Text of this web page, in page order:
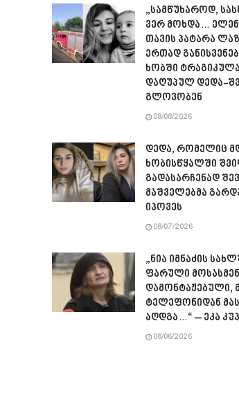
„სამწუხაროდ,
ვერ მოხდა…
თავის პატარა
ერთად
ხობში
დაღუპულ დედა-
გლოვობენ
08/08/2026
დედა, რომელიც
ხობისწყალში
გადასარჩენად
მაშველებმა
იპოვეს
08/07/2026
„ნია იმნაძის
ფარული
დამონტაჟებული,
ტელეფონიდან
აღდგა…“ – ეკა
08/06/2026